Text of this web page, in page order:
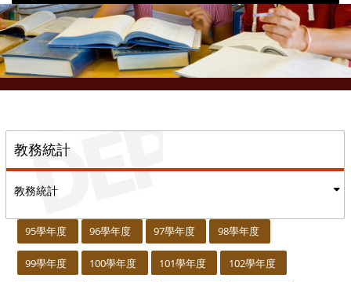
教務統計
教務統計
95學年度 96學年度 97學年度 98學年度
99學年度 100學年度 101學年度 102學年度